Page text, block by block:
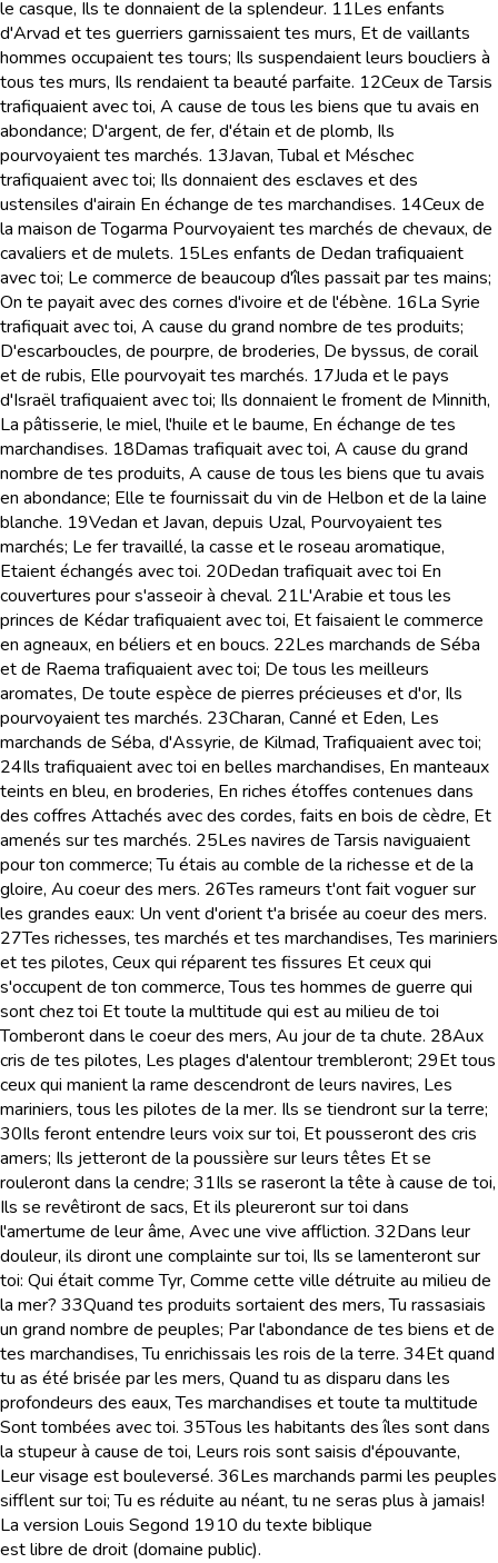
le casque, Ils te donnaient de la splendeur. 11Les enfants
d'Arvad et tes guerriers garnissaient tes murs, Et de vaillants
hommes occupaient tes tours; Ils suspendaient leurs boucliers à
tous tes murs, Ils rendaient ta beauté parfaite. 12Ceux de Tarsis
trafiquaient avec toi, A cause de tous les biens que tu avais en
abondance; D'argent, de fer, d'étain et de plomb, Ils
pourvoyaient tes marchés. 13Javan, Tubal et Méschec
trafiquaient avec toi; Ils donnaient des esclaves et des
ustensiles d'airain En échange de tes marchandises. 14Ceux de
la maison de Togarma Pourvoyaient tes marchés de chevaux, de
cavaliers et de mulets. 15Les enfants de Dedan trafiquaient
avec toi; Le commerce de beaucoup d'îles passait par tes mains;
On te payait avec des cornes d'ivoire et de l'ébène. 16La Syrie
trafiquait avec toi, A cause du grand nombre de tes produits;
D'escarboucles, de pourpre, de broderies, De byssus, de corail
et de rubis, Elle pourvoyait tes marchés. 17Juda et le pays
d'Israël trafiquaient avec toi; Ils donnaient le froment de Minnith,
La pâtisserie, le miel, l'huile et le baume, En échange de tes
marchandises. 18Damas trafiquait avec toi, A cause du grand
nombre de tes produits, A cause de tous les biens que tu avais
en abondance; Elle te fournissait du vin de Helbon et de la laine
blanche. 19Vedan et Javan, depuis Uzal, Pourvoyaient tes
marchés; Le fer travaillé, la casse et le roseau aromatique,
Etaient échangés avec toi. 20Dedan trafiquait avec toi En
couvertures pour s'asseoir à cheval. 21L'Arabie et tous les
princes de Kédar trafiquaient avec toi, Et faisaient le commerce
en agneaux, en béliers et en boucs. 22Les marchands de Séba
et de Raema trafiquaient avec toi; De tous les meilleurs
aromates, De toute espèce de pierres précieuses et d'or, Ils
pourvoyaient tes marchés. 23Charan, Canné et Eden, Les
marchands de Séba, d'Assyrie, de Kilmad, Trafiquaient avec toi;
24Ils trafiquaient avec toi en belles marchandises, En manteaux
teints en bleu, en broderies, En riches étoffes contenues dans
des coffres Attachés avec des cordes, faits en bois de cèdre, Et
amenés sur tes marchés. 25Les navires de Tarsis naviguaient
pour ton commerce; Tu étais au comble de la richesse et de la
gloire, Au coeur des mers. 26Tes rameurs t'ont fait voguer sur
les grandes eaux: Un vent d'orient t'a brisée au coeur des mers.
27Tes richesses, tes marchés et tes marchandises, Tes mariniers
et tes pilotes, Ceux qui réparent tes fissures Et ceux qui
s'occupent de ton commerce, Tous tes hommes de guerre qui
sont chez toi Et toute la multitude qui est au milieu de toi
Tomberont dans le coeur des mers, Au jour de ta chute. 28Aux
cris de tes pilotes, Les plages d'alentour trembleront; 29Et tous
ceux qui manient la rame descendront de leurs navires, Les
mariniers, tous les pilotes de la mer. Ils se tiendront sur la terre;
30Ils feront entendre leurs voix sur toi, Et pousseront des cris
amers; Ils jetteront de la poussière sur leurs têtes Et se
rouleront dans la cendre; 31Ils se raseront la tête à cause de toi,
Ils se revêtiront de sacs, Et ils pleureront sur toi dans
l'amertume de leur âme, Avec une vive affliction. 32Dans leur
douleur, ils diront une complainte sur toi, Ils se lamenteront sur
toi: Qui était comme Tyr, Comme cette ville détruite au milieu de
la mer? 33Quand tes produits sortaient des mers, Tu rassasiais
un grand nombre de peuples; Par l'abondance de tes biens et de
tes marchandises, Tu enrichissais les rois de la terre. 34Et quand
tu as été brisée par les mers, Quand tu as disparu dans les
profondeurs des eaux, Tes marchandises et toute ta multitude
Sont tombées avec toi. 35Tous les habitants des îles sont dans
la stupeur à cause de toi, Leurs rois sont saisis d'épouvante,
Leur visage est bouleversé. 36Les marchands parmi les peuples
sifflent sur toi; Tu es réduite au néant, tu ne seras plus à jamais!
La version Louis Segond 1910 du texte biblique
est libre de droit (domaine public).